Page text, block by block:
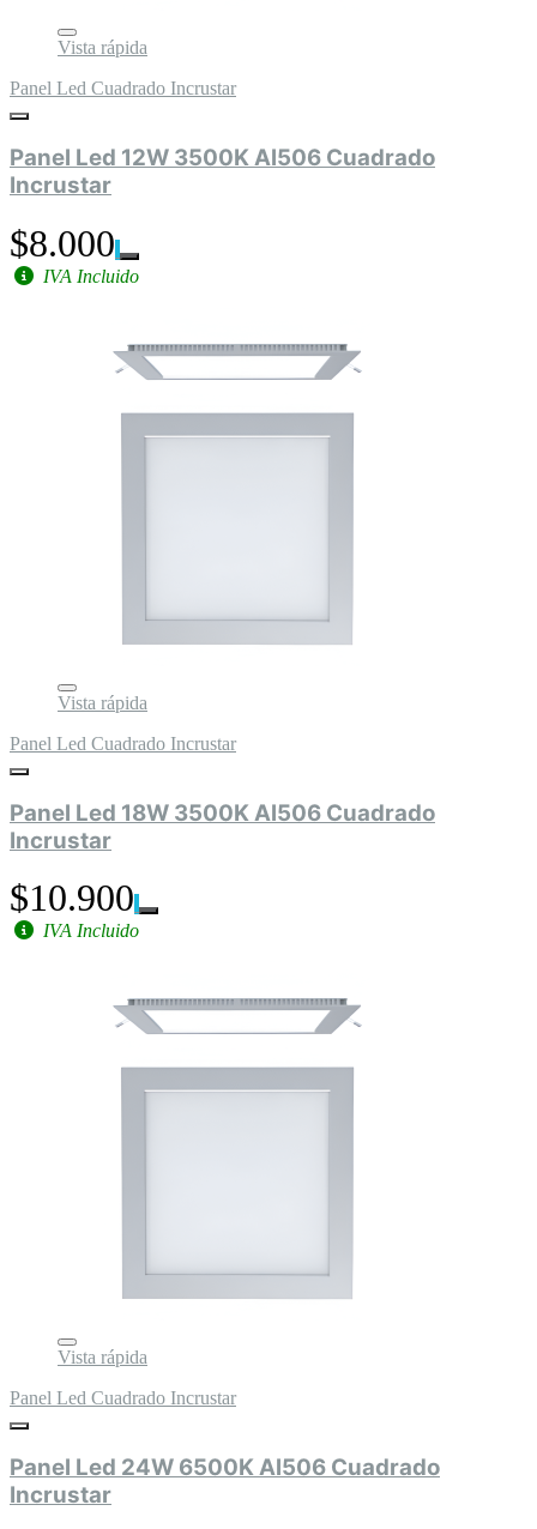
Vista rápida
Panel Led Cuadrado Incrustar
Panel Led 12W 3500K Al506 Cuadrado
Incrustar
$8.000
IVA Incluido
Vista rápida
Panel Led Cuadrado Incrustar
Panel Led 18W 3500K Al506 Cuadrado
Incrustar
$10.900
IVA Incluido
Vista rápida
Panel Led Cuadrado Incrustar
Panel Led 24W 6500K Al506 Cuadrado
Incrustar